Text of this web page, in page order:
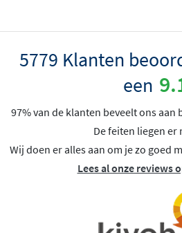
5779 Klanten
een
97% van de klanten beveelt ons
De feiten liegen er
Wij doen er alles aan om je zo goed
Lees al onze reviews